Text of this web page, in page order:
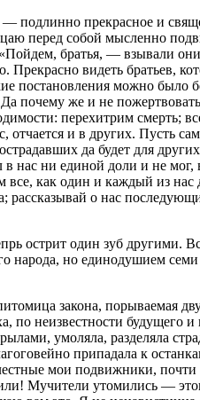
подлинно прекрасное и
перед собой мысленно
братья, — взывали
видеть братьев,
постановления можно
почему же и не
перехитрим смерть;
и в других. Пусть сам
да будет для
ни единой доли и не
как один и каждый из
рассказывай о нас
острит один зуб другими.
но единодушием
закона, порываемая
неизвестности будущего
умоляла, разделяла
припадала к
мои подвижники,
Мучители утомились —